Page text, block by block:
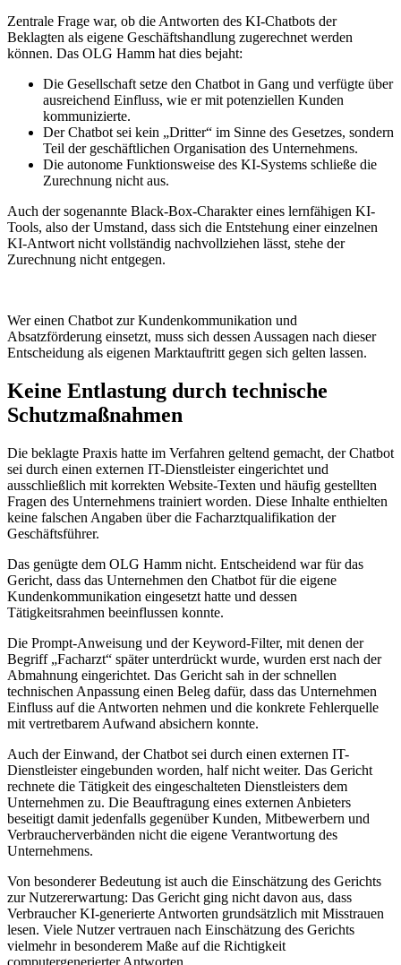
Zentrale Frage war, ob die Antworten des KI-Chatbots der
Beklagten als eigene Geschäftshandlung zugerechnet werden
können. Das OLG Hamm hat dies bejaht:
Die Gesellschaft setze den Chatbot in Gang und verfügte über
ausreichend Einfluss, wie er mit potenziellen Kunden
kommunizierte.
Der Chatbot sei kein „Dritter“ im Sinne des Gesetzes, sondern
Teil der geschäftlichen Organisation des Unternehmens.
Die autonome Funktionsweise des KI-Systems schließe die
Zurechnung nicht aus.
Auch der sogenannte Black-Box-Charakter eines lernfähigen KI-
Tools, also der Umstand, dass sich die Entstehung einer einzelnen
KI-Antwort nicht vollständig nachvollziehen lässt, stehe der
Zurechnung nicht entgegen.
Wer einen Chatbot zur Kundenkommunikation und
Absatzförderung einsetzt, muss sich dessen Aussagen nach dieser
Entscheidung als eigenen Marktauftritt gegen sich gelten lassen.
Keine Entlastung durch technische
Schutzmaßnahmen
Die beklagte Praxis hatte im Verfahren geltend gemacht, der Chatbot
sei durch einen externen IT-Dienstleister eingerichtet und
ausschließlich mit korrekten Website-Texten und häufig gestellten
Fragen des Unternehmens trainiert worden. Diese Inhalte enthielten
keine falschen Angaben über die Facharztqualifikation der
Geschäftsführer.
Das genügte dem OLG Hamm nicht. Entscheidend war für das
Gericht, dass das Unternehmen den Chatbot für die eigene
Kundenkommunikation eingesetzt hatte und dessen
Tätigkeitsrahmen beeinflussen konnte.
Die Prompt-Anweisung und der Keyword-Filter, mit denen der
Begriff „Facharzt“ später unterdrückt wurde, wurden erst nach der
Abmahnung eingerichtet. Das Gericht sah in der schnellen
technischen Anpassung einen Beleg dafür, dass das Unternehmen
Einfluss auf die Antworten nehmen und die konkrete Fehlerquelle
mit vertretbarem Aufwand absichern konnte.
Auch der Einwand, der Chatbot sei durch einen externen IT-
Dienstleister eingebunden worden, half nicht weiter. Das Gericht
rechnete die Tätigkeit des eingeschalteten Dienstleisters dem
Unternehmen zu. Die Beauftragung eines externen Anbieters
beseitigt damit jedenfalls gegenüber Kunden, Mitbewerbern und
Verbraucherverbänden nicht die eigene Verantwortung des
Unternehmens.
Von besonderer Bedeutung ist auch die Einschätzung des Gerichts
zur Nutzererwartung: Das Gericht ging nicht davon aus, dass
Verbraucher KI-generierte Antworten grundsätzlich mit Misstrauen
lesen. Viele Nutzer vertrauen nach Einschätzung des Gerichts
vielmehr in besonderem Maße auf die Richtigkeit
computergenerierter Antworten.